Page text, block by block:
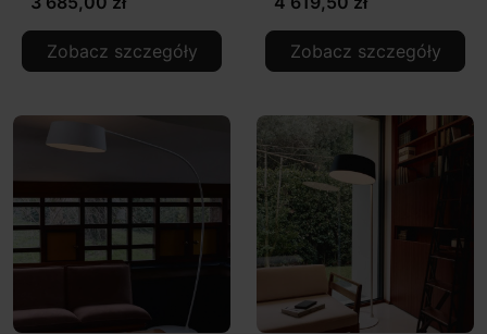
Zobacz szczegóły Zobacz szczegóły